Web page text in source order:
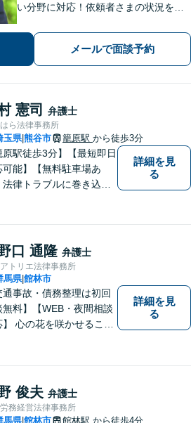
い分野に対応！依頼者さまの状況を十
解決策をご提案いたします。お気軽に
ご相談ください。【法テラス利用可】
【駐車場あり】
メールで面談予約
憲司 弁護士
ら法律事務所
玉県|熊谷市 籠原駅 から徒歩3分
原駅徒歩3分】【最短即日
可能】【無料駐車場あ
法律トラブルに巻き込ま
の鍵です。お困りごとが
いましたら、お気軽にご
ください。
詳細を見
る
口 通隆 弁護士
トリエ法律事務所
馬県|館林市
通事故・債務整理は初回
無料】【WEB・夜間相談
心の花を咲かせること
を大事にし、あなたとの
心からお待ちしていま
詳細を見
る
俊夫 弁護士
労務経営法律事務所
馬県 館林市 館林駅 から徒歩4分